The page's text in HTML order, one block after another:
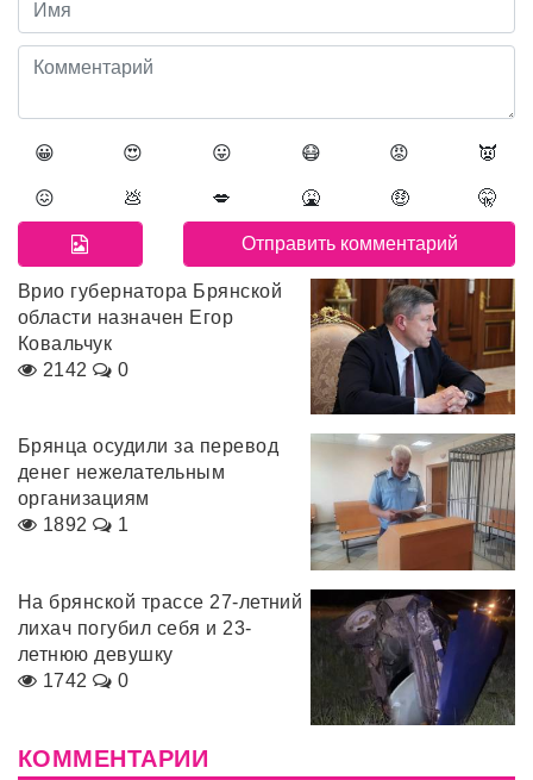
😀 😍 😛 😷 😡 👿
😖 💩 💋 🤮 🤑 🤫
Врио губернатора Брянской
области назначен Егор
Ковальчук
2142
0
Брянца осудили за перевод
денег нежелательным
организациям
1892
1
На брянской трассе 27-летний
лихач погубил себя и 23-
летнюю девушку
1742
0
КОММЕНТАРИИ